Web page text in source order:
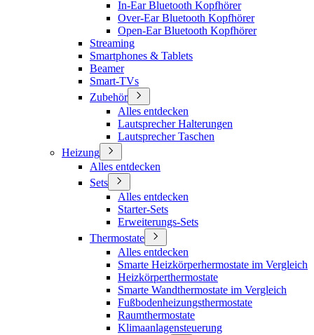
In-Ear Bluetooth Kopfhörer
Over-Ear Bluetooth Kopfhörer
Open-Ear Bluetooth Kopfhörer
Streaming
Smartphones & Tablets
Beamer
Smart-TVs
Zubehör
Alles entdecken
Lautsprecher Halterungen
Lautsprecher Taschen
Heizung
Alles entdecken
Sets
Alles entdecken
Starter-Sets
Erweiterungs-Sets
Thermostate
Alles entdecken
Smarte Heizkörperhermostate im Vergleich
Heizkörperthermostate
Smarte Wandthermostate im Vergleich
Fußbodenheizungsthermostate
Raumthermostate
Klimaanlagensteuerung